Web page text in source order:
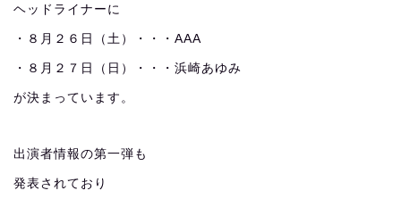
ヘッドライナーに
・８月２６日（土）・・・AAA
・８月２７日（日）・・・浜崎あゆみ
が決まっています。
出演者情報の第一弾も
発表されており